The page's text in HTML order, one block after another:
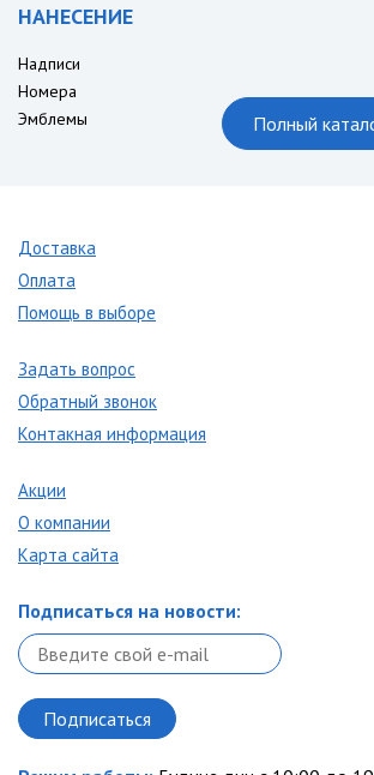
НАНЕСЕНИЕ
Надписи
Номера
Эмблемы
Полный
Доставка
Оплата
Помощь в выборе
Задать вопрос
Обратный звонок
Контакная информация
Акции
О компании
Карта сайта
Подписаться на новости: